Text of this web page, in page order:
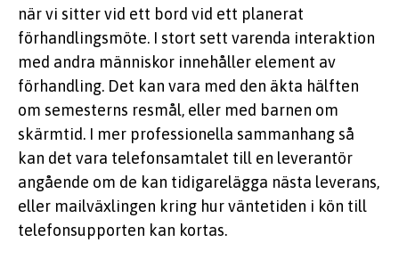
när vi sitter vid ett bord vid ett planerat
förhandlingsmöte. I stort sett varenda interaktion
med andra människor innehåller element av
förhandling. Det kan vara med den äkta hälften
om semesterns resmål, eller med barnen om
skärmtid. I mer professionella sammanhang så
kan det vara telefonsamtalet till en leverantör
angående om de kan tidigarelägga nästa leverans,
eller mailväxlingen kring hur väntetiden i kön till
telefonsupporten kan kortas.